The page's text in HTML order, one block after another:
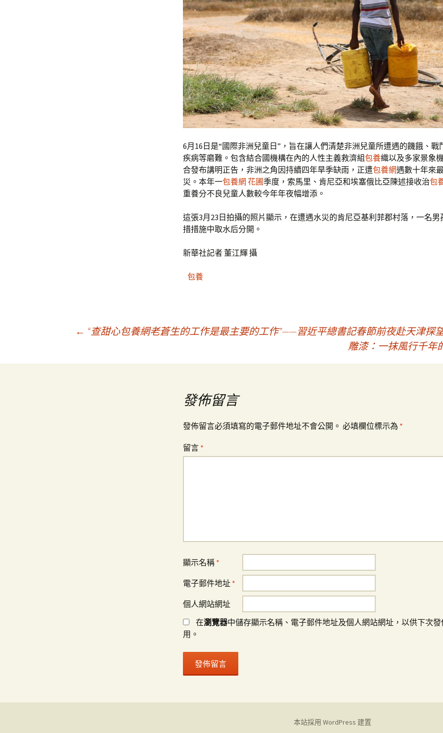
6月16日是“國際非洲兒童日”，旨在讓人們清楚非洲兒童所遭遇的饑餓、戰
疾病等磨難。包含結合國機構在內的人性主義救濟組包養織以及多家景象
合發布講明正告，非洲之角因持續四年旱季缺雨，正遭包養網遇數十年來
災。本年一包養網 花圃季度，索馬里、肯尼亞和埃塞俄比亞陳述接收治包
重養分不良兒童人數較今年年夜幅增添。
這張3月23日拍攝的照片顯示，在遭遇水災的肯尼亞基利菲郡村落，一名男
措措施中取水后分開。
新華社記者 董江輝 攝
包養
章
← “查甜心包養網老蒼生的工作是最主要的工作”——習近平總書記春節前夜赴天津探
雕漆：一抹風行千年
發佈留言
發佈留言必須填寫的電子郵件地址不會公開。 必填欄位標示為 *
留言 *
顯示名稱 *
電子郵件地址 *
個人網站網址
在瀏覽器中儲存顯示名稱、電子郵件地址及個人網站網址，以供下次
用。
本站採用 WordPress 建置